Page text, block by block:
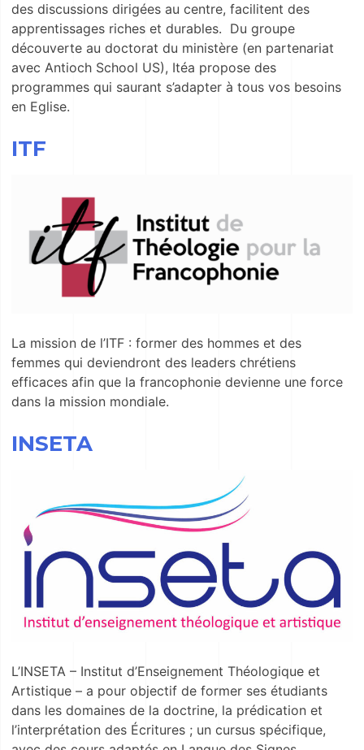
des discussions dirigées au centre, facilitent des
apprentissages riches et durables. Du groupe
découverte au doctorat du ministère (en partenariat
avec Antioch School US), Itéa propose des
programmes qui saurant s’adapter à tous vos besoins
en Eglise.
ITF
La mission de l’ITF : former des hommes et des
femmes qui deviendront des leaders chrétiens
efficaces afin que la francophonie devienne une force
dans la mission mondiale.
INSETA
L’INSETA – Institut d’Enseignement Théologique et
Artistique – a pour objectif de former ses étudiants
dans les domaines de la doctrine, la prédication et
l’interprétation des Écritures ; un cursus spécifique,